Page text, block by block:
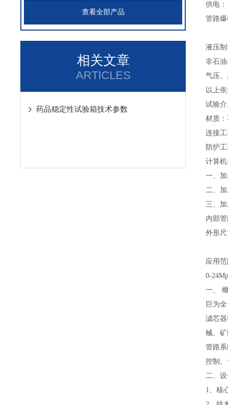
查看全部产品
相关文章
ARTICLES
药品稳定性试验箱技术参数
供电
管路
液压
非石油
气压
以上
试验
材质
连接
防护
计算
一、
二、
三、
内部
外形
应用
0-
一、
巨为
滤芯
械、
管路
控制
二、
1、核